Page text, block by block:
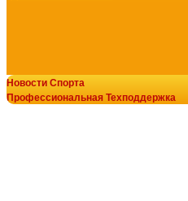
Эллиптический тренажер
эпилептический
Новости Спорта
Профессиональная Техподдержка